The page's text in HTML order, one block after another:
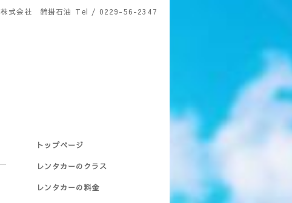
株式会社 鈴掛石油 Tel / 0229-56-2347
トップページ
レンタカーのクラス
レンタカーの料金